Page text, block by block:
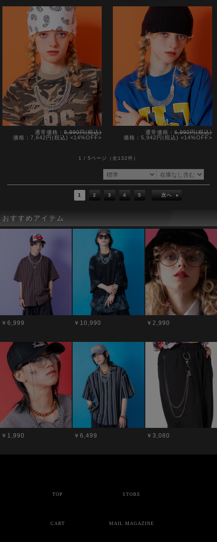
通常価格：8,990円(税込)
価格：7,642円(税込)<14%OFF>
通常価格： 6,990円(税込)
価格：5,942円(税込) <14%OFF>
1 / 5ページ （全132件）
1 2 3 4 5 次へ
おすすめアイテム
￥6,999 ￥10,990 ￥2,990
￥1,990 ￥6,499 ￥3,080
TOP STORE
CART MAIL MAGAZINE